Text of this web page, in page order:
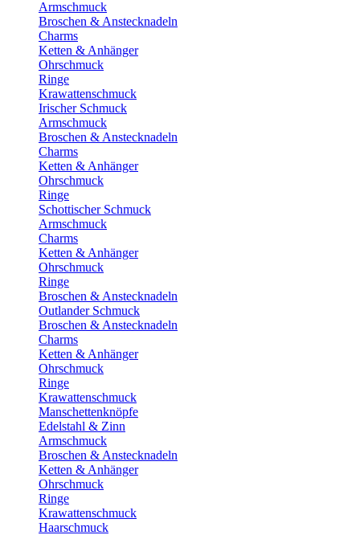
Armschmuck
Broschen & Anstecknadeln
Charms
Ketten & Anhänger
Ohrschmuck
Ringe
Krawattenschmuck
Irischer Schmuck
Armschmuck
Broschen & Anstecknadeln
Charms
Ketten & Anhänger
Ohrschmuck
Ringe
Schottischer Schmuck
Armschmuck
Charms
Ketten & Anhänger
Ohrschmuck
Ringe
Broschen & Anstecknadeln
Outlander Schmuck
Broschen & Anstecknadeln
Charms
Ketten & Anhänger
Ohrschmuck
Ringe
Krawattenschmuck
Manschettenknöpfe
Edelstahl & Zinn
Armschmuck
Broschen & Anstecknadeln
Ketten & Anhänger
Ohrschmuck
Ringe
Krawattenschmuck
Haarschmuck